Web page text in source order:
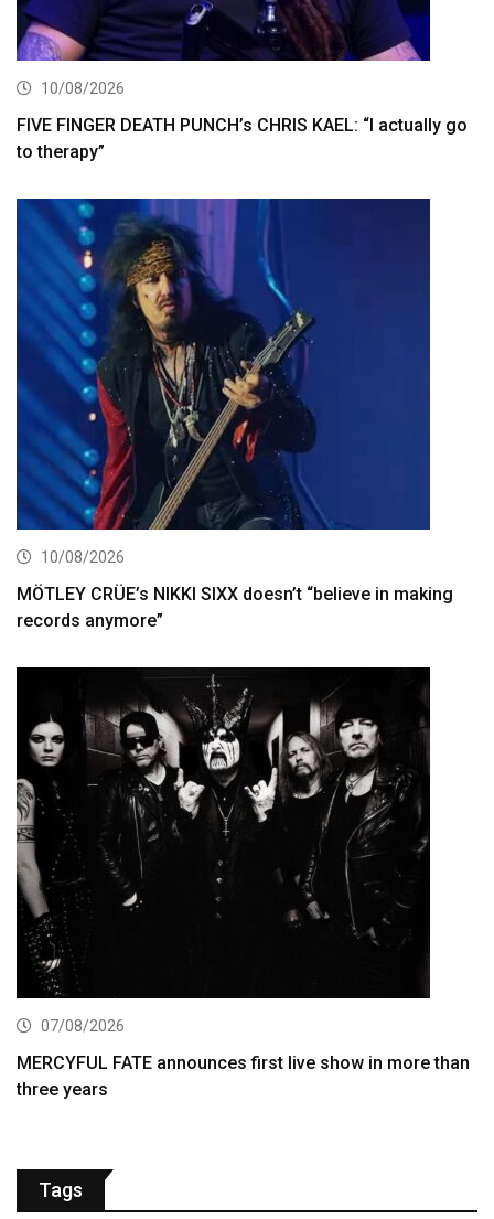
10/08/2026
FIVE FINGER DEATH PUNCH’s CHRIS KAEL: “I actually go
to therapy”
10/08/2026
MÖTLEY CRÜE’s NIKKI SIXX doesn’t “believe in making
records anymore”
07/08/2026
MERCYFUL FATE announces first live show in more than
three years
Tags